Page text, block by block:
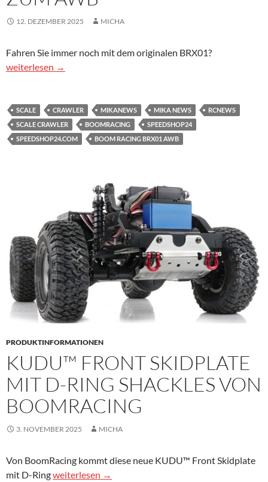
12. DEZEMBER 2025 MICHA
Fahren Sie immer noch mit dem originalen BRX01?
BoomRacing Umbausatz vom BRX01 zum AWB
weiterlesen →
SCALE CRAWLER MIKANEWS MIKA NEWS
RCNEWS
SCALE CRAWLER
BOOMRACING
SPEEDSHOP24
SPEEDSHOP24.COM
BOOM RACING BRX01 AWB
PRODUKTINFORMATIONEN
KUDU™ FRONT SKIDPLATE
MIT D-RING SHACKLES VON
BOOMRACING
3. NOVEMBER 2025 MICHA
Von BoomRacing kommt diese neue KUDU™ Front Skidplate
mit D-RingKUDU™ Front Skidplate mit D-Ring Shackles von
weiterlesen →